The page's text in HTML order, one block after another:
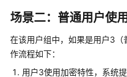
高
频
常
见
问
场景二：普通用户使
在该用户组中，如果是用户3
作流程如下：
用户3使用加密特性，系统提